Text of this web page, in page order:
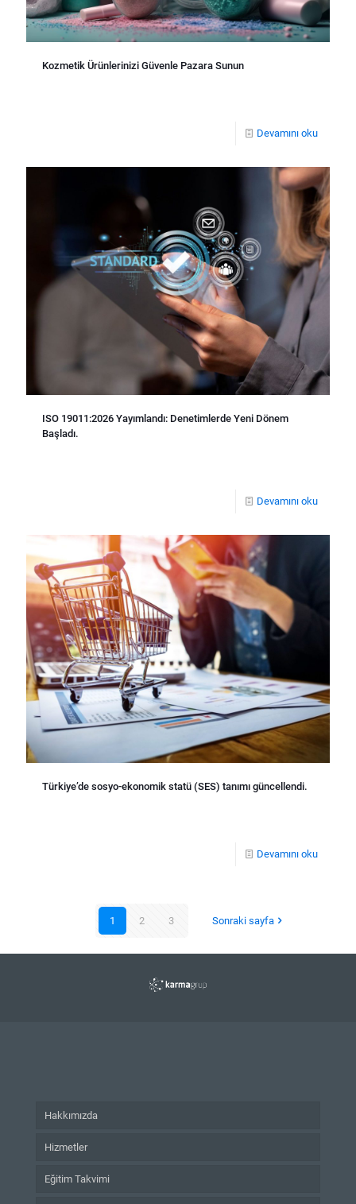
Kozmetik Ürünlerinizi Güvenle Pazara Sunun
Devamını oku
ISO 19011:2026 Yayımlandı: Denetimlerde Yeni Dönem
Başladı.
Devamını oku
Türkiye’de sosyo-ekonomik statü (SES) tanımı güncellendi.
Devamını oku
1 2 3 Sonraki sayfa
Hakkımızda
Hizmetler
Eğitim Takvimi